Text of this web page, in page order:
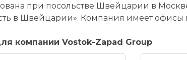
при посольстве Швейцарии в
в Швейцарии». Компания имеет
компании Vostok-Zapad Group